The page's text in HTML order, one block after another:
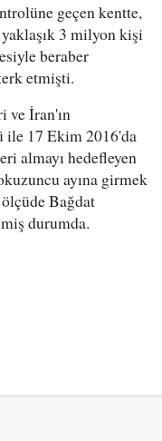
geçen kentte,
3 milyon kişi
beraber
etmişti.
ve İran'ın
ile 17 Ekim 2016'da
almayı hedefleyen
ayına girmek
Bağdat
durumda.